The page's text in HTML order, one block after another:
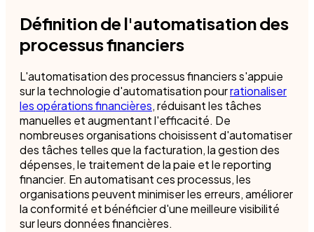
Définition de l'automatisation des
processus financiers
L'automatisation des processus financiers s'appuie
sur la technologie d'automatisation pourrationaliser
les opérations financières, réduisant les tâches
manuelles et augmentant l'efficacité. De
nombreuses organisations choisissent d'automatiser
des tâches telles que la facturation, la gestion des
dépenses, le traitement de la paie et le reporting
financier. En automatisant ces processus, les
organisations peuvent minimiser les erreurs, améliorer
la conformité et bénéficier d'une meilleure visibilité
sur leurs données financières.